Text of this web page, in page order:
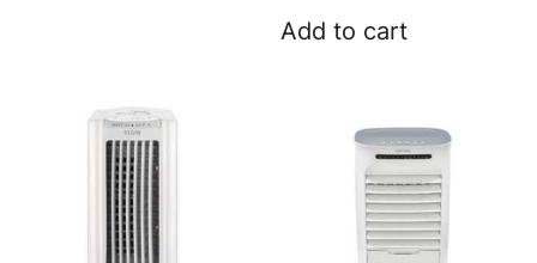
Add to cart